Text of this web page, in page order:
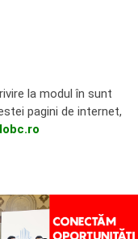
la modul în sunt
pagini de internet,